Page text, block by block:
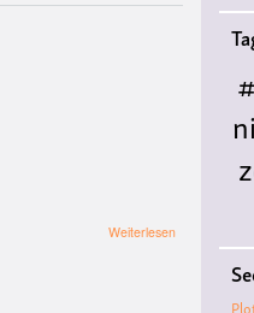
Weiterlesen
NATHAN-